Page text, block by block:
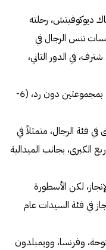
ديوكوفيتش، رحلته
لمنافسات تنس الرجال في
في الدور الثاني،
حسم ديوكوفيتش الفوز على منافسه الألماني بمجموعتين دون رد، (6-
فئة الرجال، متمثلاً في
الكبرى، بجانب الميدالية
لكن الأسطورة
في فئة السيدات عام
وفرنسا، وويمبلدون